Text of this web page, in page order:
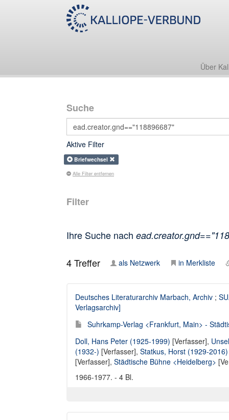
Über
Suche
Aktive Filter
Briefwechsel
Alle Filter entfernen
Filter
Ihre Suche nach
4Treffer als Netzwerk in Merkliste
Deutsches Literaturarchiv Marbach, Archiv ;
Verlagsarchiv]
Suhrkamp-Verlag <Frankfurt, Main> -
Doll, Hans Peter (1925-1999) [Verfasser],
(1932-) [Verfasser], Statkus, Horst (1929-2016)
[Verfasser], Städtische Bühne <Heidelberg>
1966-1977. - 4 Bl.